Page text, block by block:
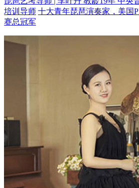
培训导师 十大青年琵琶演奏家，美国
赛总冠军